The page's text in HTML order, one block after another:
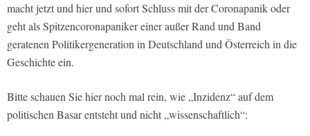
macht jetzt und hier und sofort Schluss mit der Coronapanik oder
geht als Spitzencoronapaniker einer außer Rand und Band
geratenen Politikergeneration in Deutschland und Österreich in die
Geschichte ein.
Bitte schauen Sie hier noch mal rein, wie „Inzidenz“ auf dem
politischen Basar entsteht und nicht „wissenschaftlich“: